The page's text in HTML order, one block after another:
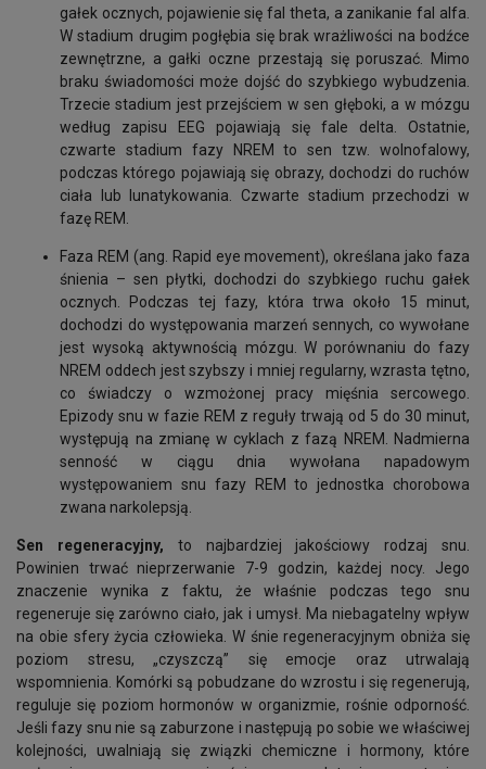
gałek ocznych, pojawienie się fal theta, a zanikanie fal alfa.
W stadium drugim pogłębia się brak wrażliwości na bodźce
zewnętrzne, a gałki oczne przestają się poruszać. Mimo
braku świadomości może dojść do szybkiego wybudzenia.
Trzecie stadium jest przejściem w sen głęboki, a w mózgu
według zapisu EEG pojawiają się fale delta. Ostatnie,
czwarte stadium fazy NREM to sen tzw. wolnofalowy,
podczas którego pojawiają się obrazy, dochodzi do ruchów
ciała lub lunatykowania. Czwarte stadium przechodzi w
fazę REM.
Faza REM (ang. Rapid eye movement), określana jako faza
śnienia – sen płytki, dochodzi do szybkiego ruchu gałek
ocznych. Podczas tej fazy, która trwa około 15 minut,
dochodzi do występowania marzeń sennych, co wywołane
jest wysoką aktywnością mózgu. W porównaniu do fazy
NREM oddech jest szybszy i mniej regularny, wzrasta tętno,
co świadczy o wzmożonej pracy mięśnia sercowego.
Epizody snu w fazie REM z reguły trwają od 5 do 30 minut,
występują na zmianę w cyklach z fazą NREM. Nadmierna
senność w ciągu dnia wywołana napadowym
występowaniem snu fazy REM to jednostka chorobowa
zwana narkolepsją.
Sen regeneracyjny, to najbardziej jakościowy rodzaj snu.
Powinien trwać nieprzerwanie 7-9 godzin, każdej nocy. Jego
znaczenie wynika z faktu, że właśnie podczas tego snu
regeneruje się zarówno ciało, jak i umysł. Ma niebagatelny wpływ
na obie sfery życia człowieka. W śnie regeneracyjnym obniża się
poziom stresu, „czyszczą” się emocje oraz utrwalają
wspomnienia. Komórki są pobudzane do wzrostu i się regenerują,
reguluje się poziom hormonów w organizmie, rośnie odporność.
Jeśli fazy snu nie są zaburzone i następują po sobie we właściwej
kolejności, uwalniają się związki chemiczne i hormony, które